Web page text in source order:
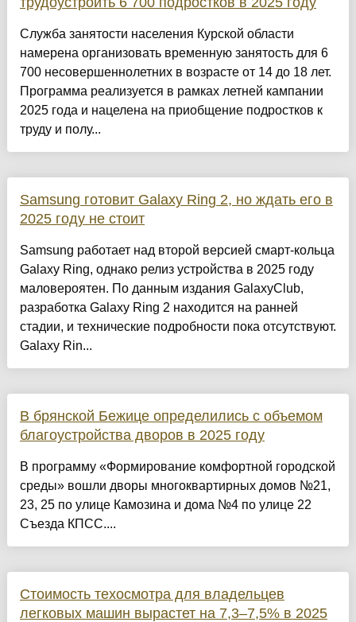
Служба занятости населения Курской области
намерена организовать временную занятость для 6
700 несовершеннолетних в возрасте от 14 до 18 лет.
Программа реализуется в рамках летней кампании
2025 года и нацелена на приобщение подростков к
труду и полу...
Samsung готовит Galaxy Ring 2, но ждать его в
2025 году не стоит
Samsung работает над второй версией смарт-кольца
Galaxy Ring, однако релиз устройства в 2025 году
маловероятен. По данным издания GalaxyClub,
разработка Galaxy Ring 2 находится на ранней
стадии, и технические подробности пока отсутствуют.
Galaxy Rin...
В брянской Бежице определились с объемом
благоустройства дворов в 2025 году
В программу «Формирование комфортной городской
среды» вошли дворы многоквартирных домов №21,
23, 25 по улице Камозина и дома №4 по улице 22
Съезда КПСС....
Стоимость техосмотра для владельцев
легковых машин вырастет на 7,3–7,5% в 2025